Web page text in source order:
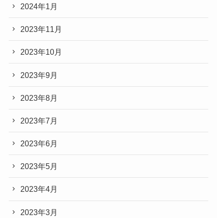
2024年1月
2023年11月
2023年10月
2023年9月
2023年8月
2023年7月
2023年6月
2023年5月
2023年4月
2023年3月